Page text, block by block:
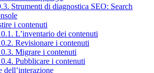
Strumenti di diagnostica SEO: Search
i contenuti
L’inventario dei contenuti
Revisionare i contenuti
Migrare i contenuti
Pubblicare i contenuti
dell’interazione